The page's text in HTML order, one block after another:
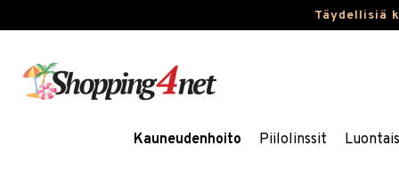
Täydellisiä
Kauneudenhoito Piilolinssit